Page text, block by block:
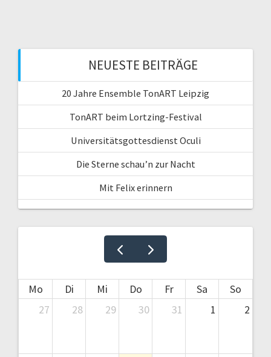
NEUESTE BEITRÄGE
20 Jahre Ensemble TonART Leipzig
TonART beim Lortzing-Festival
Universitätsgottesdienst Oculi
Die Sterne schau’n zur Nacht
Mit Felix erinnern
Mo Di Mi Do Fr Sa
So
27
28 29 30 31 1 2